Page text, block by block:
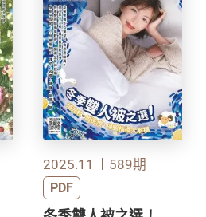
2025.11 589期
PDF